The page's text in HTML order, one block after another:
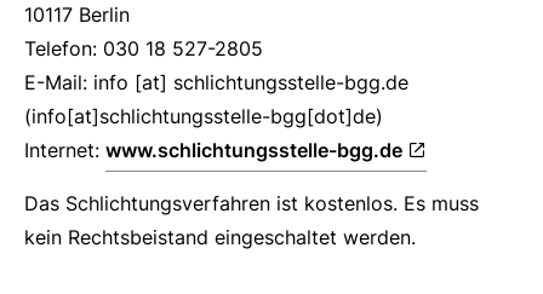
10117 Berlin
Telefon: 030 18 527-2805
E-Mail: info [at] schlichtungsstelle-bgg.de
(info[at]schlichtungsstelle-bgg[dot]de)
Internet: www.schlichtungsstelle-bgg.de
Das Schlichtungsverfahren ist kostenlos. Es muss
kein Rechtsbeistand eingeschaltet werden.